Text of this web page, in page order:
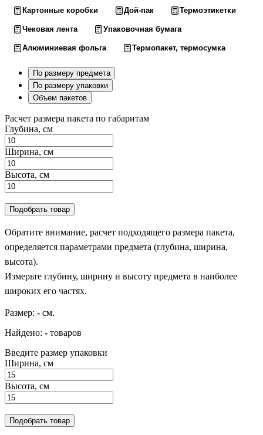
Картонные коробки Дой-пак Термоэтикетки
Чековая лента Упаковочная бумага
Алюминиевая фольга Термопакет, термосумка
По размеру предмета
По размеру упаковки
Объем пакетов
Расчет размера пакета по габаритам
Глубина, см
Ширина, см
Высота, см
Подобрать товар
Обратите внимание, расчет подходящего размера пакета,
определяется параметрами предмета (глубина, ширина,
высота).
Измерьте глубину, ширину и высоту предмета в наиболее
широких его частях.
Размер: - см.
Найдено: - товаров
Введите размер упаковки
Ширина, см
Высота, см
Подобрать товар